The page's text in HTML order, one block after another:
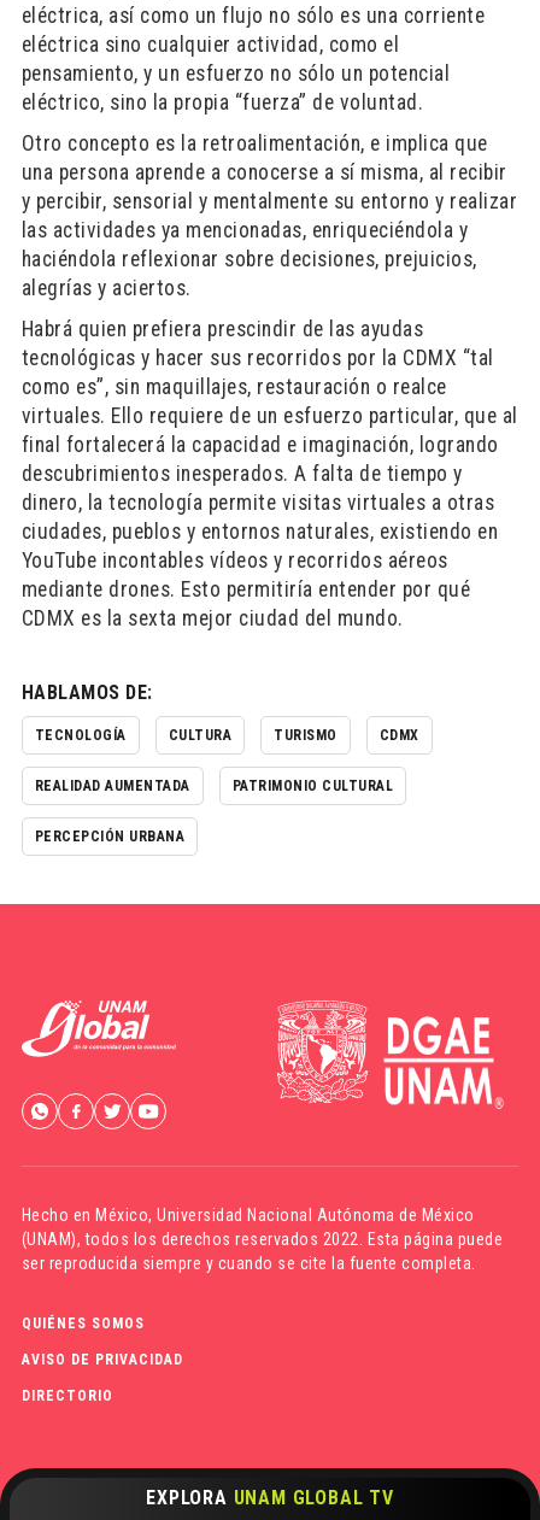
EXPLORA UNAM GLOBAL TV
eléctrica, así como un flujo no sólo es una corriente
eléctrica sino cualquier actividad, como el
pensamiento, y un esfuerzo no sólo un potencial
eléctrico, sino la propia “fuerza” de voluntad.
Otro concepto es la retroalimentación, e implica que
una persona aprende a conocerse a sí misma, al recibir
y percibir, sensorial y mentalmente su entorno y realizar
las actividades ya mencionadas, enriqueciéndola y
haciéndola reflexionar sobre decisiones, prejuicios,
alegrías y aciertos.
Habrá quien prefiera prescindir de las ayudas
tecnológicas y hacer sus recorridos por la CDMX “tal
como es”, sin maquillajes, restauración o realce
virtuales. Ello requiere de un esfuerzo particular, que al
final fortalecerá la capacidad e imaginación, logrando
descubrimientos inesperados. A falta de tiempo y
dinero, la tecnología permite visitas virtuales a otras
ciudades, pueblos y entornos naturales, existiendo en
YouTube incontables vídeos y recorridos aéreos
mediante drones. Esto permitiría entender por qué
CDMX es la sexta mejor ciudad del mundo.
HABLAMOS DE:
TECNOLOGÍA CULTURA TURISMO CDMX
REALIDAD AUMENTADA PATRIMONIO CULTURAL
PERCEPCIÓN URBANA
Hecho en México,Universidad Nacional Autónoma de México
(UNAM), todos los derechos reservados 2022. Esta página puede
ser reproducida siempre y cuando se cite la fuente completa.
QUIÉNES SOMOS
AVISO DE PRIVACIDAD
DIRECTORIO